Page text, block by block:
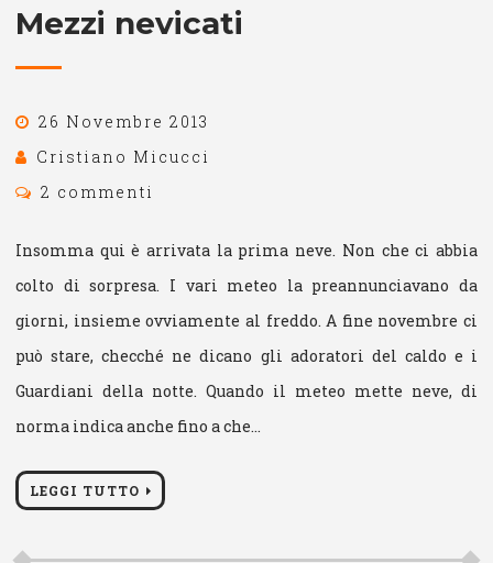
Mezzi nevicati
26 Novembre 2013
Cristiano Micucci
2 commenti
Insomma qui è arrivata la prima neve. Non che ci abbia
colto di sorpresa. I vari meteo la preannunciavano da
giorni, insieme ovviamente al freddo. A fine novembre ci
può stare, checché ne dicano gli adoratori del caldo e i
Guardiani della notte. Quando il meteo mette neve, di
norma indica anche fino a che…
LEGGI TUTTO